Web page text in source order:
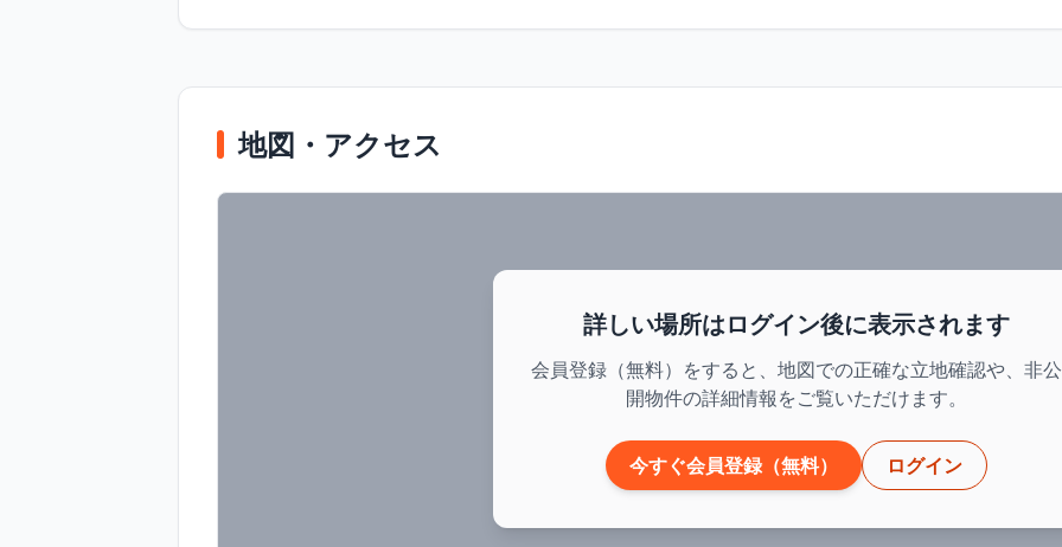
地図・アクセス
詳しい場所はログイン後に表示されます
会員登録（無料）をすると、地図での正確な立地確認や、非公
開物件の詳細情報をご覧いただけます。
今すぐ会員登録（無料） ログイン